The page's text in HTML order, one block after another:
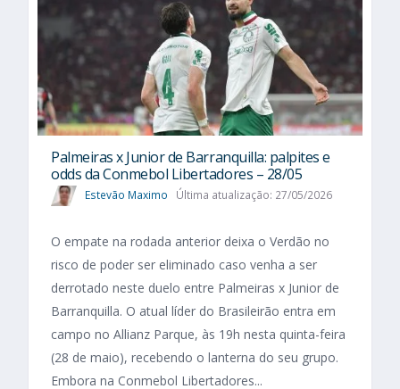
Palmeiras x Junior de Barranquilla: palpites e
odds da Conmebol Libertadores – 28/05
Estevão Maximo Última atualização: 27/05/2026
O empate na rodada anterior deixa o Verdão no
risco de poder ser eliminado caso venha a ser
derrotado neste duelo entre Palmeiras x Junior de
Barranquilla. O atual líder do Brasileirão entra em
campo no Allianz Parque, às 19h nesta quinta-feira
(28 de maio), recebendo o lanterna do seu grupo.
Embora na Conmebol Libertadores...